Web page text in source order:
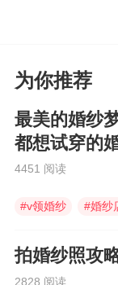
长日久可
为你推荐
最美的婚纱
都想试穿的
4451 阅读
#v领婚纱 #婚纱
拍婚纱照攻
2828 阅读